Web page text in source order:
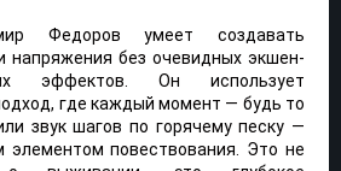
Федоров умеет создавать
напряжения без очевидных экшен-
эффектов. Он использует
где каждый момент — будь то
звук шагов по горячему песку —
элементом повествования. Это не